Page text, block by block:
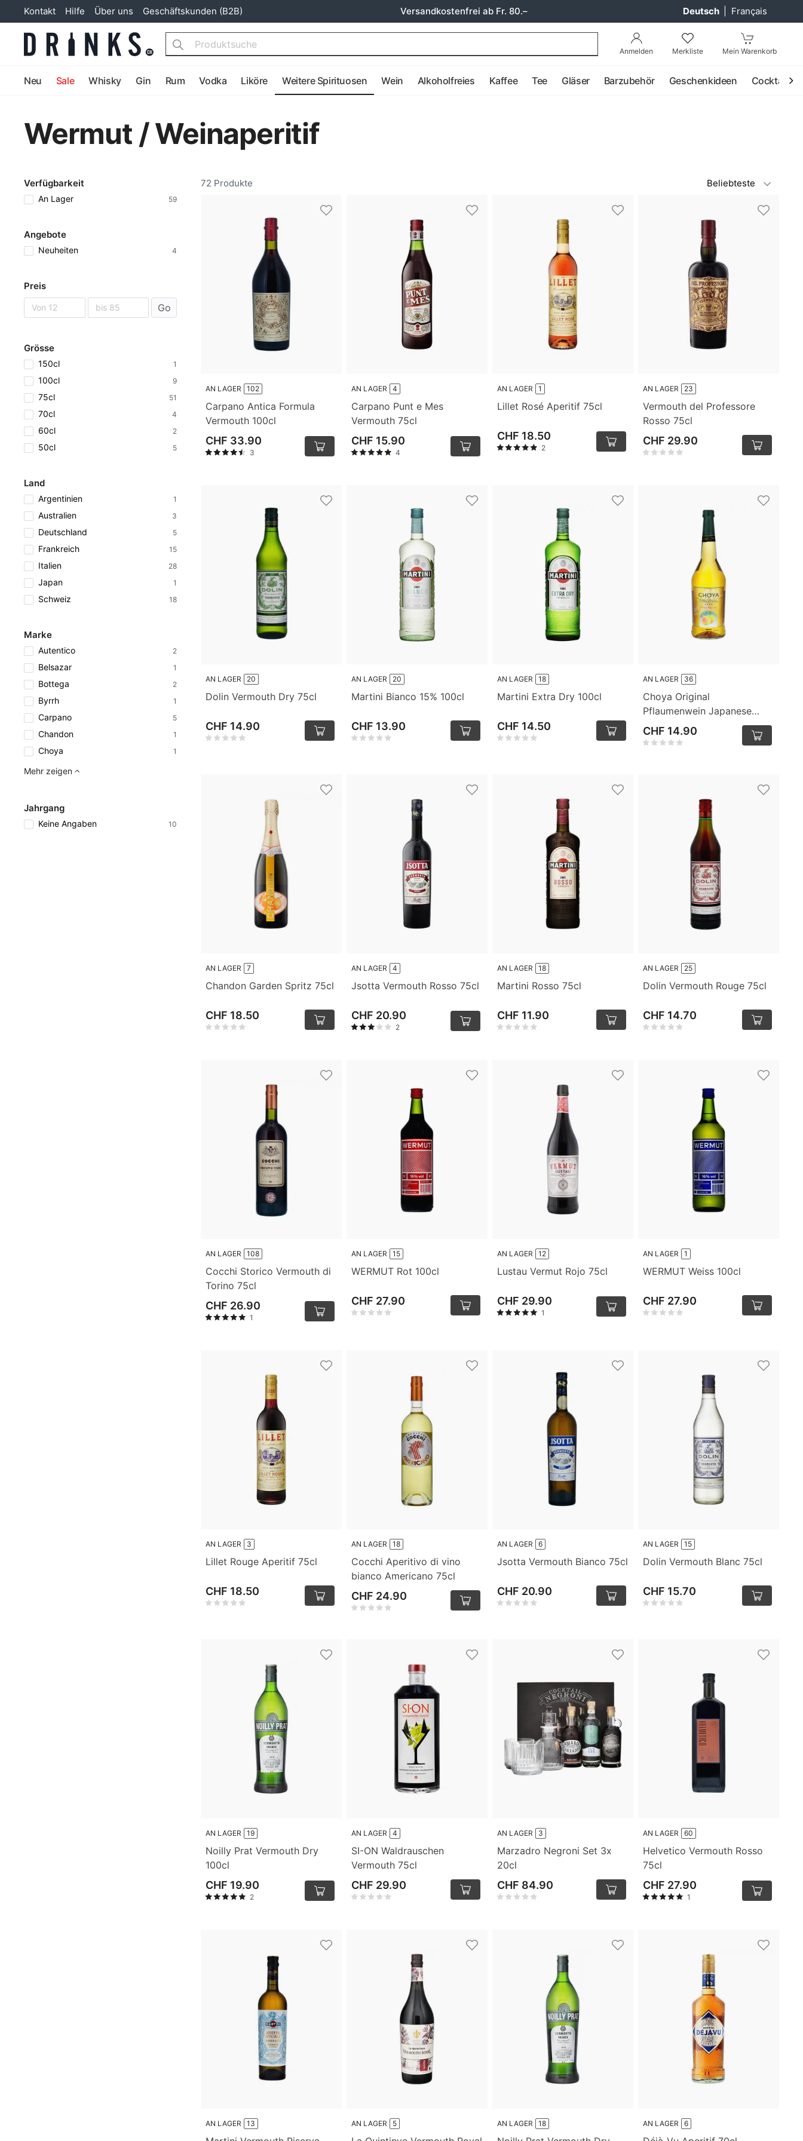
Kontakt Hilfe Über uns Geschäftskunden (B2B) Versandkostenfrei ab Fr. 80.– Deutsch Français
Anmelden Merkliste Mein Warenkorb
Search
Neu Sale Whisky Gin Rum Vodka Liköre Weitere Spirituosen Wein Alkoholfreies Kaffee Tee Gläser Barzubehör Geschenkideen Cocktail
Wermut / Weinaperitif
Verfügbarkeit
An Lager 59
Angebote
Neuheiten 4
Preis
Go
Grösse
150cl 1
100cl 9
75cl 51
70cl 4
60cl 2
50cl 5
Land
Argentinien 1
Australien 3
Deutschland 5
Frankreich 15
Italien 28
Japan 1
Schweiz 18
Marke
Autentico 2
Belsazar 1
Bottega 2
Byrrh 1
Carpano 5
Chandon 1
Choya 1
Mehr zeigen
Jahrgang
Keine Angaben 10
72 Produkte Beliebteste
AN LAGER 102
Carpano Antica Formula
Vermouth 100cl
CHF 33.90
3
AN LAGER 4
Carpano Punt e Mes
Vermouth 75cl
CHF 15.90
4
AN LAGER 1
Lillet Rosé Aperitif 75cl
CHF 18.50
2
AN LAGER 23
Vermouth del Professore
Rosso 75cl
CHF 29.90
AN LAGER 20
Dolin Vermouth Dry 75cl
CHF 14.90
AN LAGER 20
Martini Bianco 15% 100cl
CHF 13.90
AN LAGER 18
Martini Extra Dry 100cl
CHF 14.50
AN LAGER 36
Choya Original
Pflaumenwein Japanese
Ume Fruit 75cl
CHF 14.90
AN LAGER 7
Chandon Garden Spritz 75cl
CHF 18.50
AN LAGER 4
Jsotta Vermouth Rosso 75cl
CHF 20.90
2
AN LAGER 18
Martini Rosso 75cl
CHF 11.90
AN LAGER 25
Dolin Vermouth Rouge 75cl
CHF 14.70
AN LAGER 108
Cocchi Storico Vermouth di
Torino 75cl
CHF 26.90
1
AN LAGER 15
WERMUT Rot 100cl
CHF 27.90
AN LAGER 12
Lustau Vermut Rojo 75cl
CHF 29.90
1
AN LAGER 1
WERMUT Weiss 100cl
CHF 27.90
AN LAGER 3
Lillet Rouge Aperitif 75cl
CHF 18.50
AN LAGER 18
Cocchi Aperitivo di vino
bianco Americano 75cl
CHF 24.90
AN LAGER 6
Jsotta Vermouth Bianco 75cl
CHF 20.90
AN LAGER 15
Dolin Vermouth Blanc 75cl
CHF 15.70
AN LAGER 19
Noilly Prat Vermouth Dry
100cl
CHF 19.90
2
AN LAGER 4
SI-ON Waldrauschen
Vermouth 75cl
CHF 29.90
AN LAGER 3
Marzadro Negroni Set 3x
20cl
CHF 84.90
AN LAGER 60
Helvetico Vermouth Rosso
75cl
CHF 27.90
1
AN LAGER 13 AN LAGER 5 AN LAGER 18 AN LAGER 6